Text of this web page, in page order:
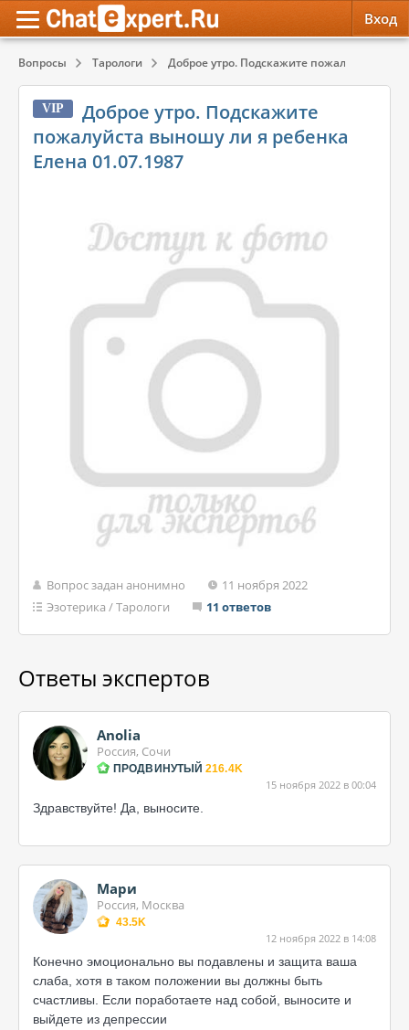
Вход
Вопросы Тарологи Доброе утро. Подскажите пожалуйста
VIP
Доброе утро. Подскажите
пожалуйста выношу ли я ребенка
Елена 01.07.1987
Вопрос задан анонимно
11 ноября 2022
Эзотерика /Тарологи 11 ответов
Ответы экспертов
Anolia
Россия, Сочи
ПРОДВИНУТЫЙ 216.4K
15 ноября 2022 в 00:04
Здравствуйте! Да, выносите.
Мари
Россия, Москва
43.5K
12 ноября 2022 в 14:08
Конечно эмоционально вы подавлены и защита ваша
слаба, хотя в таком положении вы должны быть
счастливы. Если поработаете над собой, выносите и
выйдете из депрессии
Психология
Эзотерика
Красота, Здоровье
Психология
Эзотерика
Красота, Здоровье
Обратная связь
Служба поддержки
Правила сервиса